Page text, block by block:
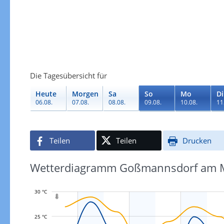
Die Tagesübersicht für
Heute
06.08.
Morgen
07.08.
Sa
08.08.
So
09.08.
Mo
10.08.
Di
Teilen Teilen Drucken
Wetterdiagramm Goßmannsdorf am

25 °C
30 °C